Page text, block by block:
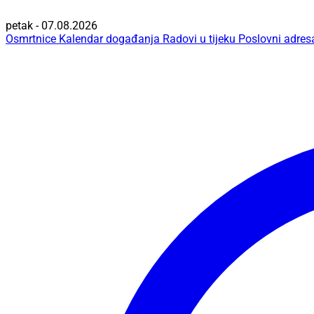
petak - 07.08.2026
Osmrtnice Kalendar događanja Radovi u tijeku Poslovni